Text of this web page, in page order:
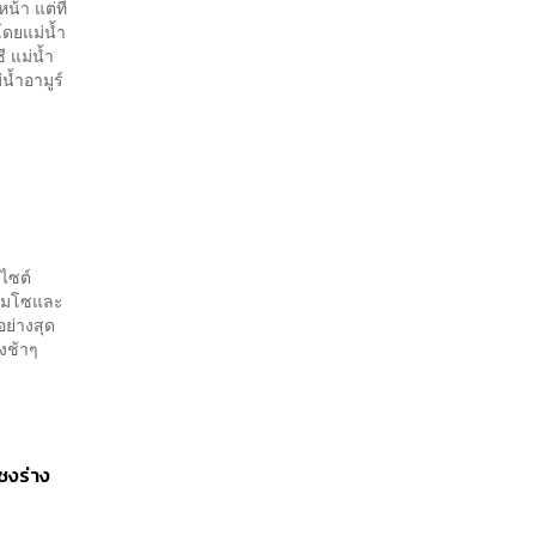
น้า แต่ที่
ดยแม่น้ำ
แม่น้ำ
ำอามูร์
ซต์
โซและ
างสุด
งช้าๆ
ร่าง